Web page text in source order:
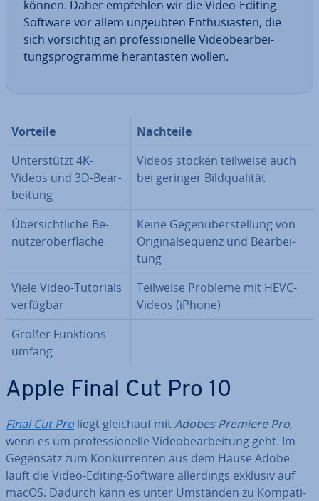
können. Daher empfehlen wir die Video-Editing-
Software vor allem ungeübten En­thu­si­as­ten, die
sich vor­sich­tig an pro­fes­sio­nel­le Vi­deo­be­ar­bei­
tungs­pro­gram­me her­an­tas­ten wollen.
Vorteile
Nachteile
Un­ter­stützt 4K-
Videos und 3D-Be­ar­
bei­tung
Videos stocken teilweise auch
bei geringer Bild­qua­li­tät
Über­sicht­li­che Be­
nut­zer­ober­flä­che
Keine Ge­gen­über­stel­lung von
Ori­gi­nal­se­quenz und Be­ar­bei­
tung
Viele Video-Tutorials
verfügbar
Teilweise Probleme mit HEVC-
Videos (iPhone)
Großer Funk­ti­ons­
um­fang
Apple Final Cut Pro 10
Final Cut Pro liegt gleichauf mitAdobes Premiere Pro,
wenn es um pro­fes­sio­nel­le Vi­deo­be­ar­bei­tung geht. Im
Gegensatz zum Kon­kur­ren­ten aus dem Hause Adobe
läuft die Video-Editing-Software al­ler­dings exklusiv auf
macOS. Dadurch kann es unter Umständen zu Kom­pa­ti­